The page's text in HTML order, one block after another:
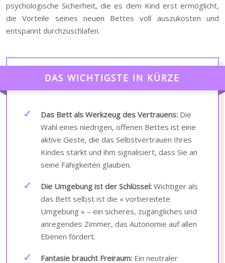
psychologische Sicherheit, die es dem Kind erst ermöglicht,
die Vorteile seines neuen Bettes voll auszukosten und
entspannt durchzuschlafen.
DAS WICHTIGSTE IN KÜRZE
Das Bett als Werkzeug des Vertrauens: Die
Wahl eines niedrigen, offenen Bettes ist eine
aktive Geste, die das Selbstvertrauen Ihres
Kindes stärkt und ihm signalisiert, dass Sie an
seine Fähigkeiten glauben.
Die Umgebung ist der Schlüssel: Wichtiger als
das Bett selbst ist die « vorbereitete
Umgebung » – ein sicheres, zugängliches und
anregendes Zimmer, das Autonomie auf allen
Ebenen fördert.
Fantasie braucht Freiraum: Ein neutraler